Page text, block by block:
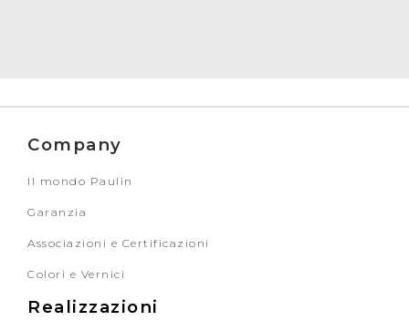
Company
Il mondo Paulin
Garanzia
Associazioni e Certificazioni
Colori e Vernici
Realizzazioni